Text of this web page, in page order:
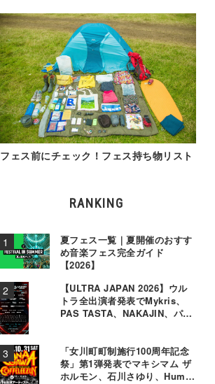
フェス前にチェック！フェス持ち物リスト
RANKING
夏フェス一覧｜夏開催のおすす
め音楽フェス完全ガイド
【2026】
【ULTRA JAPAN 2026】ウル
トラ全出演者発表でMykris、
PAS TASTA、NAKAJIN、パソ
「女川町町制施行100周年記念
祭」第1弾発表でマキシマム ザ
ホルモン、石川さゆり、Hump